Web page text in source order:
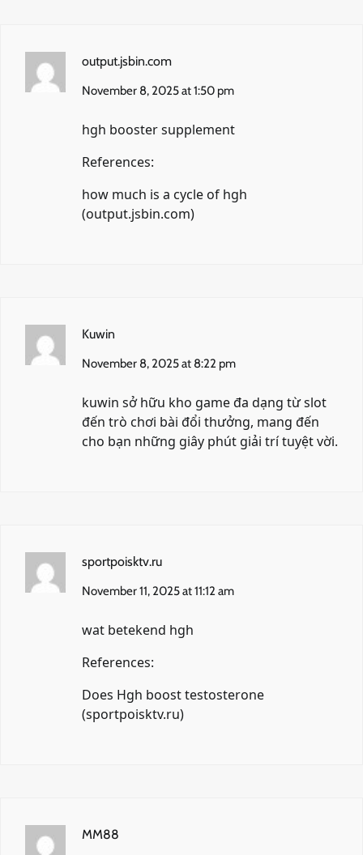
output.jsbin.com
November 8, 2025 at 1:50 pm
hgh booster supplement
References:
how much is a cycle of hgh
(output.jsbin.com)
Kuwin
November 8, 2025 at 8:22 pm
kuwin sở hữu kho game đa dạng từ slot
đến trò chơi bài đổi thưởng, mang đến
cho bạn những giây phút giải trí tuyệt vời.
sportpoisktv.ru
November 11, 2025 at 11:12 am
wat betekend hgh
References:
Does Hgh boost testosterone
(sportpoisktv.ru)
MM88